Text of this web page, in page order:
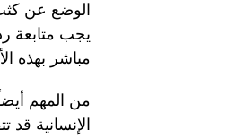
الوضع عن
يجب متابعة
مباشر بهذه
من المهم
الإنسانية